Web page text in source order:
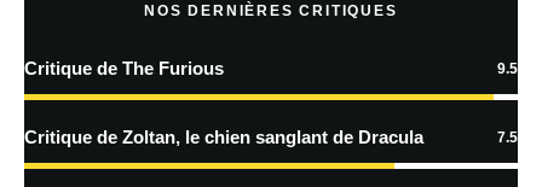
En savoir
traitées
NOS DERNIÈRES CRITIQUES
Critique de The Furious 9.5
Critique de Zoltan, le chien sanglant de Dracula 7.5